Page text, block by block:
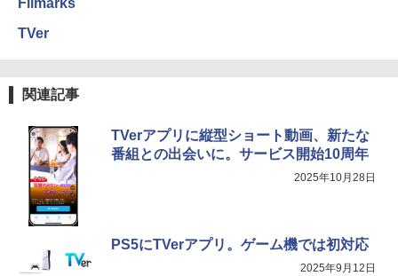
Filmarks
TVer
関連記事
TVerアプリに縦型ショート動画、新たな
番組との出会いに。サービス開始10周年
2025年10月28日
PS5にTVerアプリ。ゲーム機では初対応
2025年9月12日